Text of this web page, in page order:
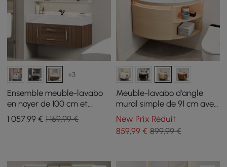
+3
Ensemble meuble-lavabo
en noyer de 100 cm et
armoire de toilette à LED
1 057,99 € 1 169,99 €
Meuble-lavabo d'angle
mural simple de 91 cm avec
évier, lumière LED,
rangement
New Prix Réduit
859,99€ 899,99 €